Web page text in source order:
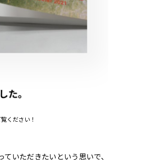
ください！
いただきたいという思いで、